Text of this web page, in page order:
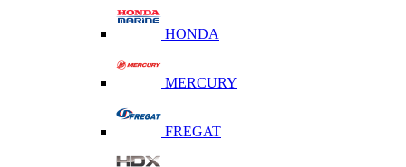
HONDA
MERCURY
FREGAT